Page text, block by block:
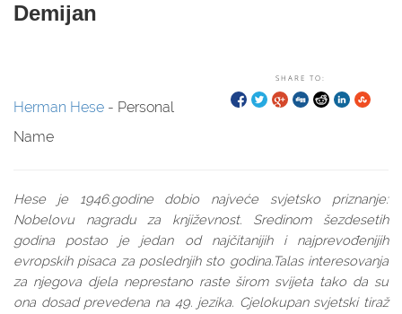
Demijan
SHARE TO:
Herman Hese - Personal
Name
Hese je 1946.godine dobio najveće svjetsko priznanje:
Nobelovu nagradu za književnost. Sredinom šezdesetih
godina postao je jedan od najčitanijih i najprevođenijih
evropskih pisaca za poslednjih sto godina.Talas interesovanja
za njegova djela neprestano raste širom svijeta tako da su
ona dosad prevedena na 49. jezika. Cjelokupan svjetski tiraž